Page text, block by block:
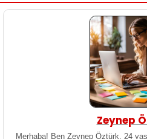
Zeynep
Merhaba! Ben Zeynep Öztürk, 24